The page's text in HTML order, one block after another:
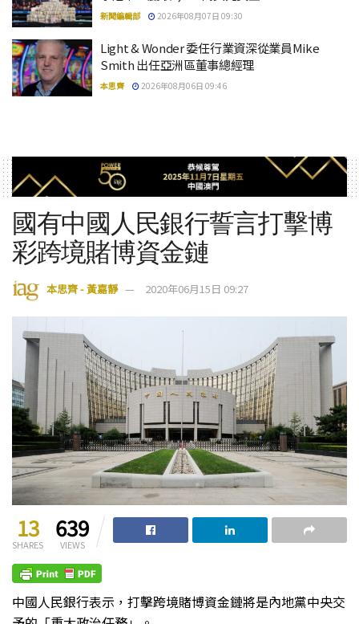
新聞編輯部 2026年08月07日 09:30
Light & Wonder 委任行業資深從業員Mike
Smith 出任亞洲區董事總經理
本思齊 2026年08月06日 09:46
國有中國人民銀行誓言打擊博
彩跨境賭博資金鏈
本思齊 - 黃嘉靜 2020年06月15日 09:27
13
SHARES
639
VIEWS
中國人民銀行表示，打擊跨境賭博資金鏈將是內地黨中央交